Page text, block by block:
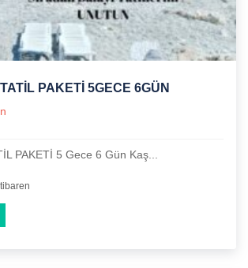
PAKETİ 5GECE 6GÜN
PAKETİ 5 Gece 6 Gün Kaş...